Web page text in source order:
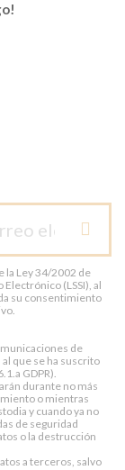
la Ley 34/2002 de
(LSSI), al
su consentimiento
de
que se ha suscrito
GDPR).
durante no más
o mientras
y cuando ya no
de seguridad
o la destrucción
a terceros, salvo